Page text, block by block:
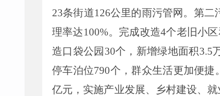
23条街道126公里的雨污管网。 第二
理率达100%。 完成改造4个老旧小区
造口袋公园 30个 ，新增绿地面积3.5
停车泊位790个，群众生活更加便捷
亿元，实施产业发展、乡村建设、